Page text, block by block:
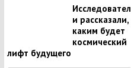
Исследовател
и рассказали,
каким будет
космический
лифт будущего